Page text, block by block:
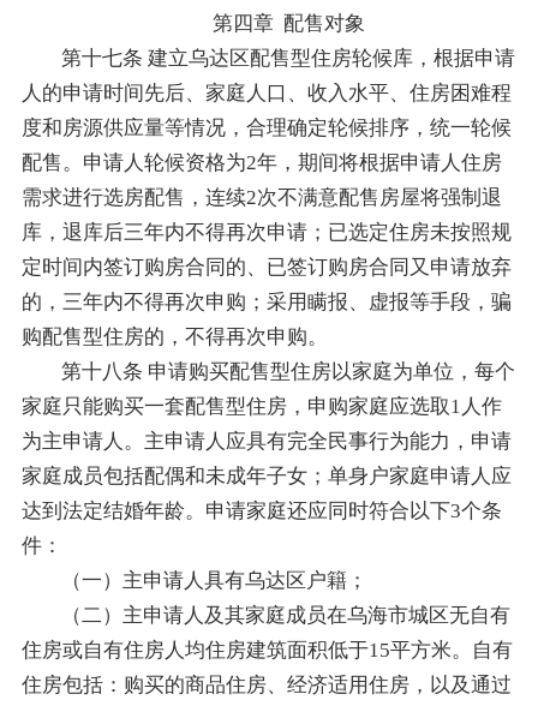
第四章 配售对象
第十七条 建立乌达区配售型住房轮候库，根据申请
人的申请时间先后、家庭人口、收入水平、住房困难程
度和房源供应量等情况，合理确定轮候排序，统一轮候
配售。申请人轮候资格为2年，期间将根据申请人住房
需求进行选房配售，连续2次不满意配售房屋将强制退
库，退库后三年内不得再次申请；已选定住房未按照规
定时间内签订购房合同的、已签订购房合同又申请放弃
的，三年内不得再次申购；采用瞒报、虚报等手段，骗
购配售型住房的，不得再次申购。
第十八条 申请购买配售型住房以家庭为单位，每个
家庭只能购买一套配售型住房，申购家庭应选取1人作
为主申请人。主申请人应具有完全民事行为能力，申请
家庭成员包括配偶和未成年子女；单身户家庭申请人应
达到法定结婚年龄。申请家庭还应同时符合以下3个条
件：
（一）主申请人具有乌达区户籍；
（二）主申请人及其家庭成员在乌海市城区无自有
住房或自有住房人均住房建筑面积低于15平方米。自有
住房包括：购买的商品住房、经济适用住房，以及通过